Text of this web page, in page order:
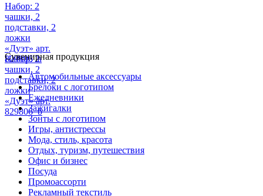
Набор: 2
чашки, 2
подставки, 2
ложки
«Дуэт» арт.
829806_a
Набор: 2
чашки, 2
подставки, 2
ложки
«Дуэт» арт.
829806_b
Сувенирная продукция
Автомобильные аксессуары
Брелоки с логотипом
Ежедневники
Зажигалки
Зонты с логотипом
Игры, антистрессы
Мода, стиль, красота
Отдых, туризм, путешествия
Офис и бизнес
Посуда
Промоассорти
Рекламный текстиль